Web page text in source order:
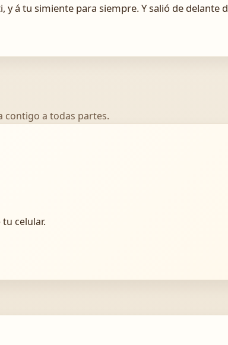
y á tu simiente para siempre. Y salió de delante
contigo a todas partes.
celular.